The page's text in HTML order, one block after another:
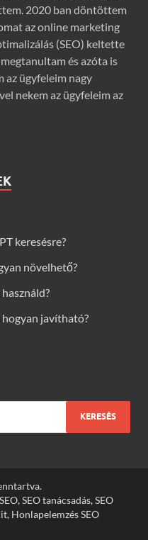
2020 ban döntöttem
az online marketing
(SEO) keltette
és azóta is
az ügyfeleim nagy
nekem az ügyfeleim az
keresésre?
növelhető?
javítható?
SEO tanácsadás, SEO
Honlapelemzés SEO